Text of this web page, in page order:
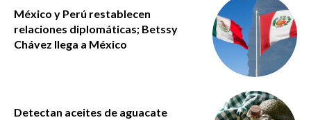
México y Perú restablecen
relaciones diplomáticas; Betssy
Chávez llega a México
Detectan aceites de aguacate